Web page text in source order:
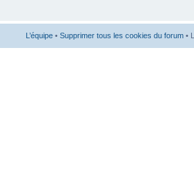
L’équipe • Supprimer tous les cookies du forum •